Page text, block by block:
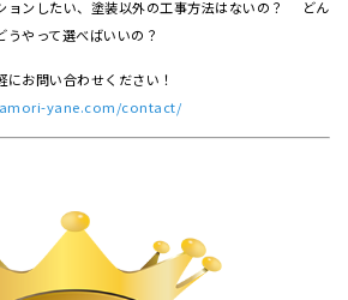
ョンしたい、塗装以外の工事方法はないの？ どん
やって選べばいいの？
お問い合わせください！
yane.com/contact/